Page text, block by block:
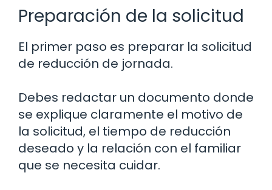
Preparación de la solicitud
El primer paso es preparar la solicitud
de reducción de jornada.
Debes redactar un documento donde
se explique claramente el motivo de
la solicitud, el tiempo de reducción
deseado y la relación con el familiar
que se necesita cuidar.